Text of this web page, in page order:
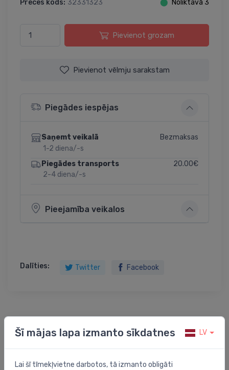
Preces kods: 32331323 ⬤ Noliktavā 3
Pievienot grozam
Pievienot vēlmju sarakstam
Piegādes iespējas
Saņemt veikalā
1-2 diena/-s
Bezmaksas
Piegādes transports
2-4 diena/-s
20.00€
Pieejamība veikalos
Dalīties: Twitter Facebook
rezerves tualetes birste ar kātu, hroms
Šī mājas lapa izmanto sīkdatnes LV
Lai šī tīmekļvietne darbotos, tā izmanto obligāti